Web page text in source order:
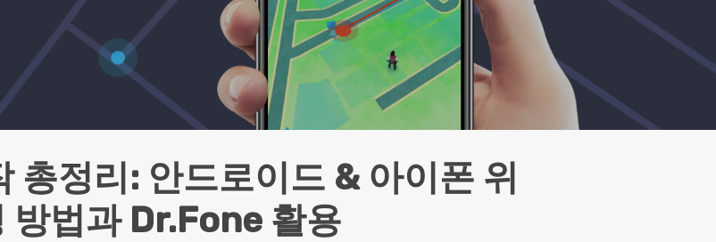
모든 제품 알아보기
데이터 지우기
iOS 데이터 지우기 Android 데이터 지우기
가상 위치
iOS & Android 위치 변경
청소
기
온라인 화면 미러링 및 파일 액세스
온라인 HEIC 컨버터
HEIC를 무료로 JPG 온라인으로 전환하기
iCloud 잠금 & 음소거 카메라 우회
Android 검은 화면 수정
복원
비즈니스 및 캠페인
B-end WhatsApp 솔루션
구형 휴대폰 판매 가이드
아이폰 포켓몬고 GPS 조작
고객 지원 센터
비즈니스 지원
연락하기
요구 사항 및 지원 기기 정보를 확인하세요.
능 체험
능과 초기 설정 방법을 확인해 보세요.
기업 및 단체 라이선스
팀 및 기업을 위한 라이선스와 우선 지원 서비스를 제공
합니다.
문의하기
총정리: 안드로이드 & 아이폰 위
방법과 Dr.Fone 활용